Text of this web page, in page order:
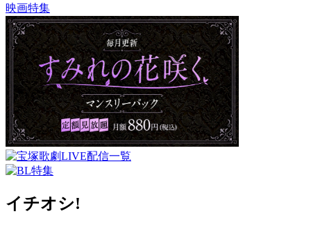
映画特集
イチオシ!